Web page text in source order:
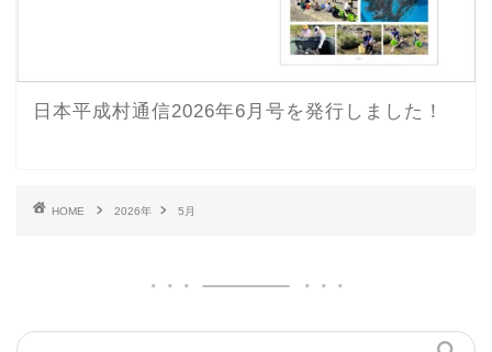
日本平成村通信2026年6月号を発行しました！
HOME 2026年 5月